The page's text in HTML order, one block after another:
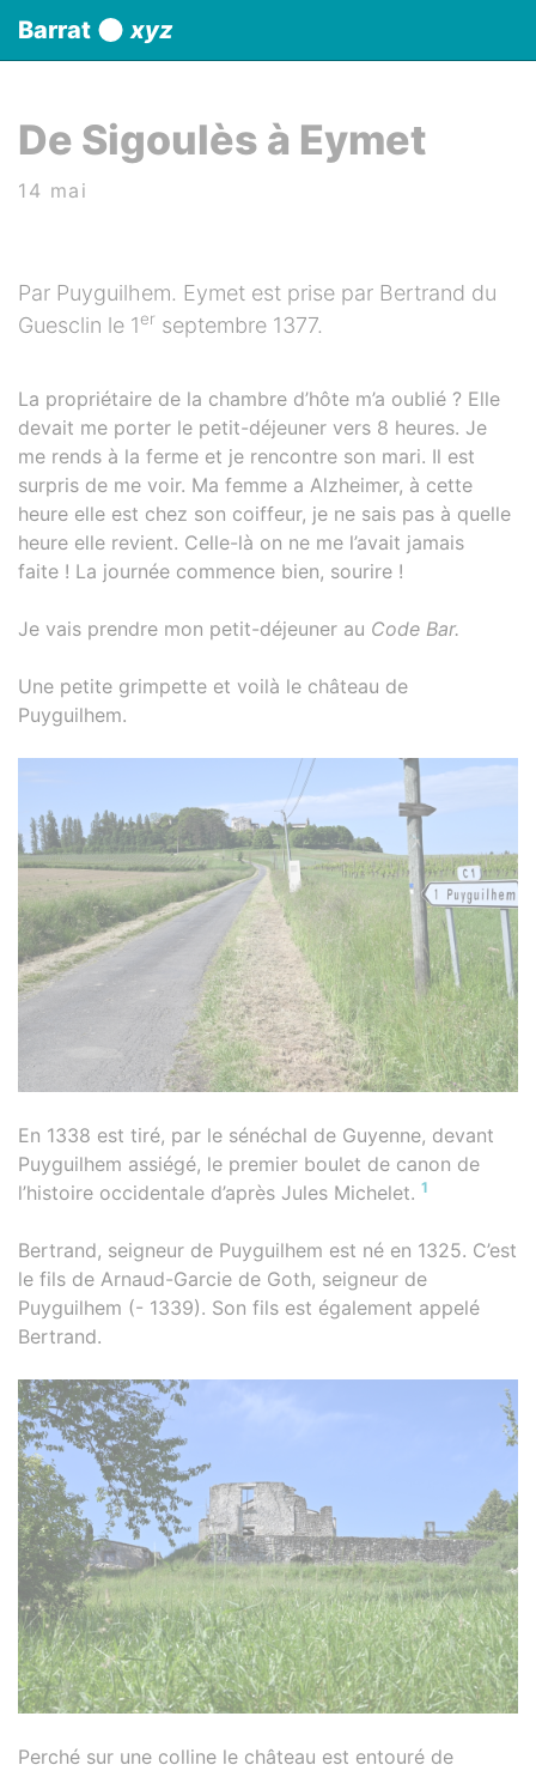
Barrat xyz
De Sigoulès à Eymet
14 mai
Par Puyguilhem. Eymet est prise par Bertrand du
Guesclin le 1er septembre 1377.
La propriétaire de la chambre d’hôte m’a oublié ? Elle
devait me porter le petit-déjeuner vers 8 heures. Je
me rends à la ferme et je rencontre son mari. Il est
surpris de me voir. Ma femme a Alzheimer, à cette
heure elle est chez son coiffeur, je ne sais pas à quelle
heure elle revient. Celle-là on ne me l’avait jamais
faite ! La journée commence bien, sourire !
Je vais prendre mon petit-déjeuner au Code Bar.
Une petite grimpette et voilà le château de
Puyguilhem.
En 1338 est tiré, par le sénéchal de Guyenne, devant
Puyguilhem assiégé, le premier boulet de canon de
l’histoire occidentale d’après Jules Michelet. 1
Bertrand, seigneur de Puyguilhem est né en 1325. C’est
le fils de Arnaud-Garcie de Goth, seigneur de
Puyguilhem (- 1339). Son fils est également appelé
Bertrand.
Perché sur une colline le château est entouré de
Panneau de gestion des cookies